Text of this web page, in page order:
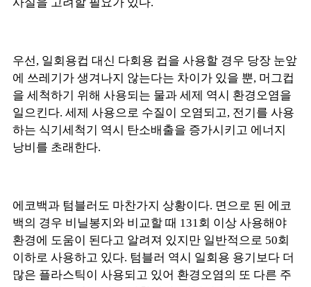
우선, 일회용컵 대신 다회용 컵을 사용할 경우 당장 눈앞
에 쓰레기가 생겨나지 않는다는 차이가 있을 뿐, 머그컵
을 세척하기 위해 사용되는 물과 세제 역시 환경오염을
일으킨다. 세제 사용으로 수질이 오염되고, 전기를 사용
하는 식기세척기 역시 탄소배출을 증가시키고 에너지
낭비를 초래한다.
에코백과 텀블러도 마찬가지 상황이다. 면으로 된 에코
백의 경우 비닐봉지와 비교할 때 131회 이상 사용해야
환경에 도움이 된다고 알려져 있지만 일반적으로 50회
이하로 사용하고 있다. 텀블러 역시 일회용 용기보다 더
많은 플라스틱이 사용되고 있어 환경오염의 또 다른 주